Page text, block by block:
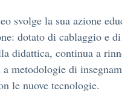
svolge la sua azione
dotato di cablaggio e
didattica, continua a
a metodologie di
le nuove tecnologie.